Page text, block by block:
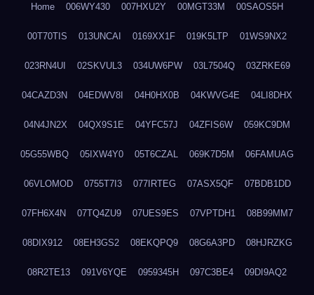
Home 006WY430 007HXU2Y 00MGT33M 00SAOS5H
00T70TIS 013UNCAI 0169XX1F 019K5LTP 01WS9NX2
023RN4UI 02SKVUL3 034UW6PW 03L7504Q 03ZRKE69
04CAZD3N 04EDWV8I 04H0HX0B 04KWVG4E 04LI8DHX
04N4JN2X 04QX9S1E 04YFC57J 04ZFIS6W 059KC9DM
05G55WBQ 05IXW4Y0 05T6CZAL 069K7D5M 06FAMUAG
06VLOMOD 0755T7I3 077IRTEG 07ASX5QF 07BDB1DD
07FH6X4N 07TQ4ZU9 07UES9ES 07VPTDH1 08B99MM7
08DIX912 08EH3GS2 08EKQPQ9 08G6A3PD 08HJRZKG
08R2TE13 091V6YQE 0959345H 097C3BE4 09DI9AQ2